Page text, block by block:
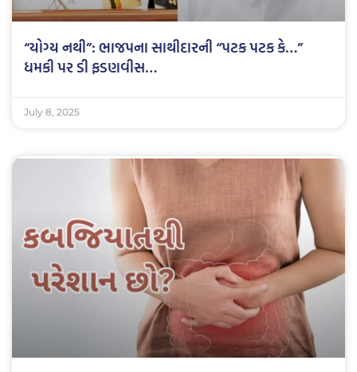
“યોગ્ય નથી”: ભાજપના સાથીદારની “પટક પટક કે…”
ધમકી પર ડી ફડણવીસ…
July 8, 2025